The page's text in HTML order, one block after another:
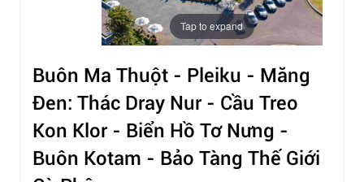
Tap to expand
Buôn Ma Thuột - Pleiku - Măng
Đen: Thác Dray Nur - Cầu Treo
Kon Klor - Biển Hồ Tơ Nưng -
Buôn Kotam - Bảo Tàng Thế Giới